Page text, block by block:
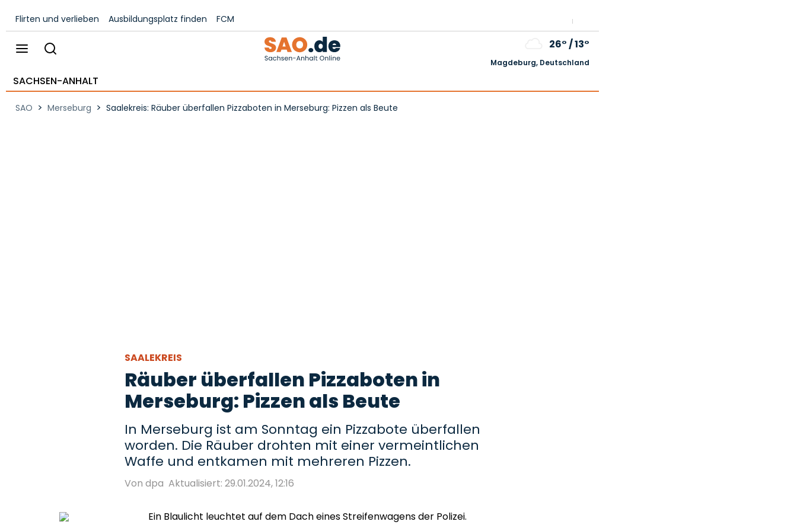
Flirten und verlieben Ausbildungsplatz finden FCM
26°/13°
Magdeburg, Deutschland
SACHSEN-ANHALT
SAO > Merseburg > Saalekreis: Räuber überfallen Pizzaboten in Merseburg: Pizzen als Beute
SAALEKREIS
Räuber überfallen Pizzaboten in
Merseburg: Pizzen als Beute
In Merseburg ist am Sonntag ein Pizzabote überfallen
worden. Die Räuber drohten mit einer vermeintlichen
Waffe und entkamen mit mehreren Pizzen.
Von dpa Aktualisiert: 29.01.2024, 12:16